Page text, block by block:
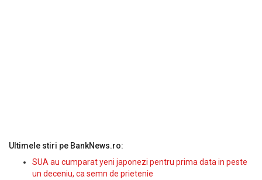
Ultimele stiri pe BankNews.ro:
SUA au cumparat yeni japonezi pentru prima data in peste
un deceniu, ca semn de prietenie